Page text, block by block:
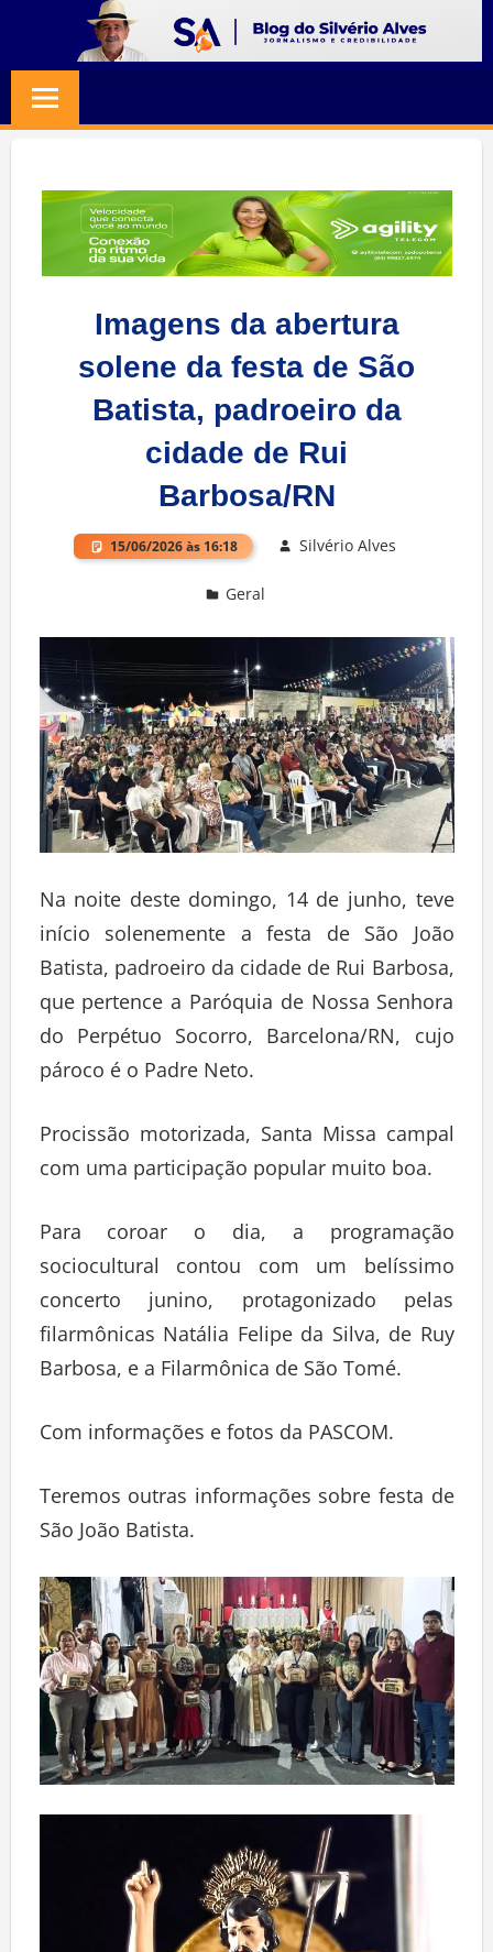
content
SILVERIO
ALVES
Jornalismo
Credibilidade
Imagens da abertura
solene da festa de São
Batista, padroeiro da
cidade de Rui
Barbosa/RN
15/06/2026 às 16:18 Silvério Alves
Geral
Na noite deste domingo, 14 de junho, teve
início solenemente a festa de São João
Batista, padroeiro da cidade de Rui Barbosa,
que pertence a Paróquia de Nossa Senhora
do Perpétuo Socorro, Barcelona/RN, cujo
pároco é o Padre Neto.
Procissão motorizada, Santa Missa campal
com uma participação popular muito boa.
Para coroar o dia, a programação
sociocultural contou com um belíssimo
concerto junino, protagonizado pelas
filarmônicas Natália Felipe da Silva, de Ruy
Barbosa, e a Filarmônica de São Tomé.
Com informações e fotos da PASCOM.
Teremos outras informações sobre festa de
São João Batista.